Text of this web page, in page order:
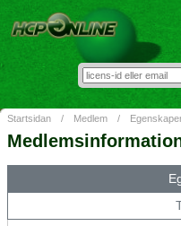
Startsidan / Medlem /